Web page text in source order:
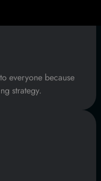
which has helped
business so fast.